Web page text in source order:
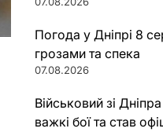
Погода у Дніпрі 8
грозами та спека
07.08.2026
Військовий зі
важкі бої та став